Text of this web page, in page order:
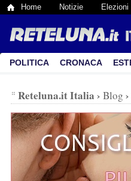
Home Notizie Elezioni
POLITICA CRONACA
Reteluna.it Italia › Blog ›